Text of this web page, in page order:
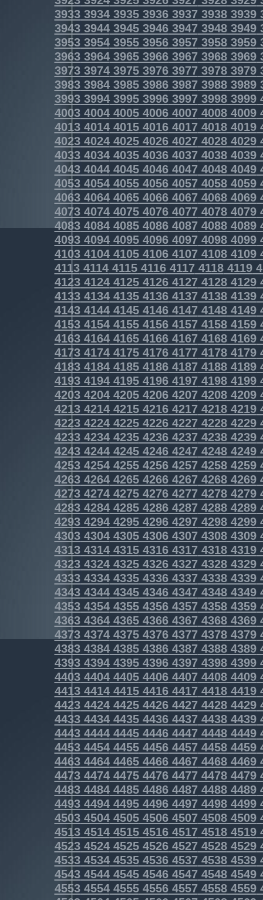
3933393439353936393739383939
3943394439453946394739483949
3953395439553956395739583959
3963396439653966396739683969
3973397439753976397739783979
3983398439853986398739883989
3993399439953996399739983999
4003400440054006400740084009
4013401440154016401740184019
4023402440254026402740284029
4033403440354036403740384039
4043404440454046404740484049
4053405440554056405740584059
4063406440654066406740684069
4073407440754076407740784079
4083408440854086408740884089
4093409440954096409740984099
4103410441054106410741084109
4113411441154116411741184119
4123412441254126412741284129
4133413441354136413741384139
4143414441454146414741484149
4153415441554156415741584159
4163416441654166416741684169
4173417441754176417741784179
4183418441854186418741884189
4193419441954196419741984199
4203420442054206420742084209
4213421442154216421742184219
4223422442254226422742284229
4233423442354236423742384239
4243424442454246424742484249
4253425442554256425742584259
4263426442654266426742684269
4273427442754276427742784279
4283428442854286428742884289
4293429442954296429742984299
4303430443054306430743084309
4313431443154316431743184319
4323432443254326432743284329
4333433443354336433743384339
4343434443454346434743484349
4353435443554356435743584359
4363436443654366436743684369
4373437443754376437743784379
4383438443854386438743884389
4393439443954396439743984399
4403440444054406440744084409
4413441444154416441744184419
4423442444254426442744284429
4433443444354436443744384439
4443444444454446444744484449
4453445444554456445744584459
4463446444654466446744684469
4473447444754476447744784479
4483448444854486448744884489
4493449444954496449744984499
4503450445054506450745084509
4513451445154516451745184519
4523452445254526452745284529
4533453445354536453745384539
4543454445454546454745484549
4553455445554556455745584559